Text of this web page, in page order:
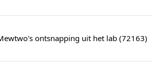
ontsnapping uit het lab (72163)